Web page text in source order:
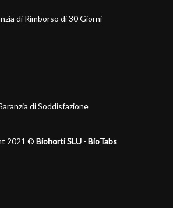
di Rimborso di 30 Giorni
di Soddisfazione
2021 © Biohorti SLU - BioTabs